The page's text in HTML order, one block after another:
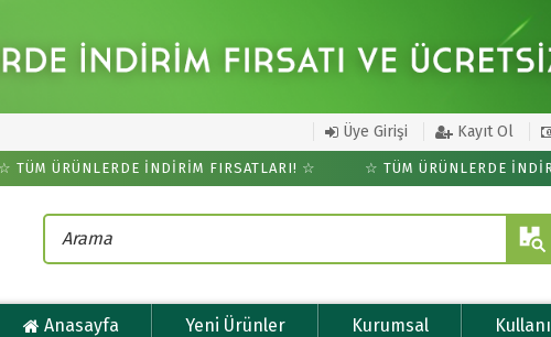
Üye Girişi Kayıt Ol
ÜRÜNLERDE İNDİRİM FIRSATLARI! ☆ ☆ TÜM ÜRÜNLERDE
Anasayfa Yeni Ürünler Kurumsal